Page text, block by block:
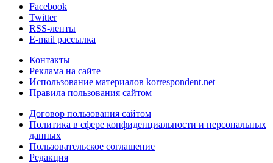
Facebook
Twitter
RSS-ленты
E-mail рассылка
Контакты
Реклама на сайте
Использование материалов korrespondent.net
Правила пользования сайтом
Договор пользования сайтом
Политика в сфере конфиденциальности и персональных
данных
Пользовательское соглашение
Редакция